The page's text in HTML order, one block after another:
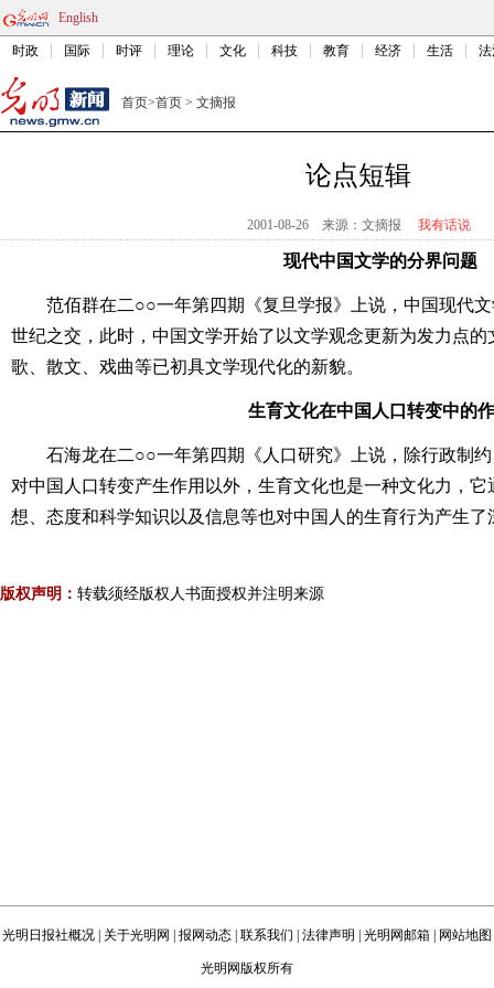
English
时政 国际 时评 理论 文化 科技 教育 经济 生活
首页>首页 > 文摘报
论点短辑
2001-08-26 来源：文摘报 我有话说
现代中国文学的分界问题
范佰群在二○○一年第四期《复旦学报》上说，中国现代
世纪之交，此时，中国文学开始了以文学观念更新为发力点
歌、散文、戏曲等已初具文学现代化的新貌。
生育文化在中国人口转变中的
石海龙在二○○一年第四期《人口研究》上说，除行政制
对中国人口转变产生作用以外，生育文化也是一种文化力，
想、态度和科学知识以及信息等也对中国人的生育行为产生了
版权声明： 转载须经版权人书面授权并注明来源
光明日报社概况 关于光明网 报网动态 联系我们 法律声明 光明网邮箱 网站地图
光明网版权所有